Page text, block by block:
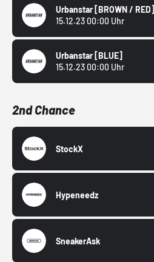
Urbanstar [BROWN / RED]
15.12.23 00:00 Uhr
Urbanstar [BLUE]
15.12.23 00:00 Uhr
2nd Chance
StockX
Hypeneedz
SneakerAsk